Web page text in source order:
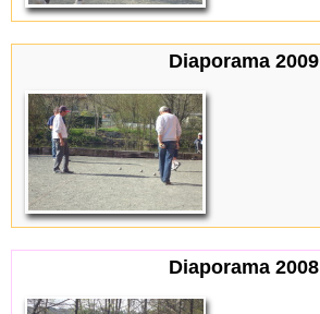
Diaporama 2009
Diaporama 2008